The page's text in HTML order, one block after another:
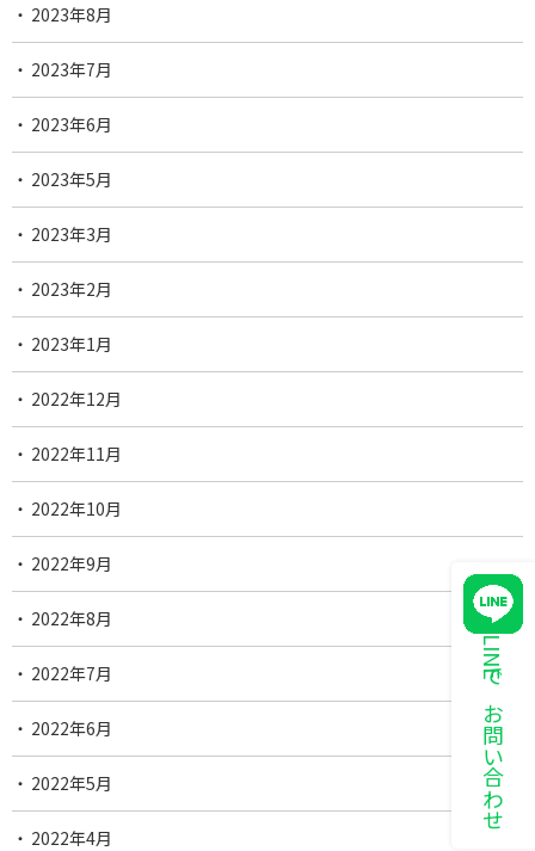
LINEでお問い合わせ
2023年8月
2023年7月
2023年6月
2023年5月
2023年3月
2023年2月
2023年1月
2022年12月
2022年11月
2022年10月
2022年9月
2022年8月
2022年7月
2022年6月
2022年5月
2022年4月